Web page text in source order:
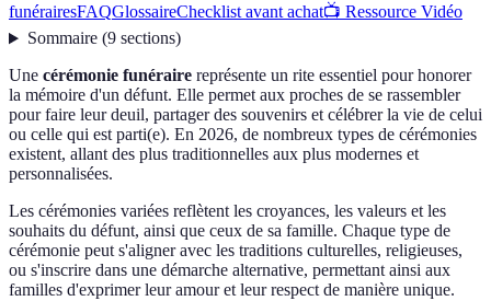
funérairesFAQGlossaireChecklist avant achat📺 Ressource Vidéo
Sommaire(9 sections)
Une cérémonie funéraire représente un rite essentiel pour honorer
la mémoire d'un défunt. Elle permet aux proches de se rassembler
pour faire leur deuil, partager des souvenirs et célébrer la vie de celui
ou celle qui est parti(e). En 2026, de nombreux types de cérémonies
existent, allant des plus traditionnelles aux plus modernes et
personnalisées.
Les cérémonies variées reflètent les croyances, les valeurs et les
souhaits du défunt, ainsi que ceux de sa famille. Chaque type de
cérémonie peut s'aligner avec les traditions culturelles, religieuses,
ou s'inscrire dans une démarche alternative, permettant ainsi aux
familles d'exprimer leur amour et leur respect de manière unique.